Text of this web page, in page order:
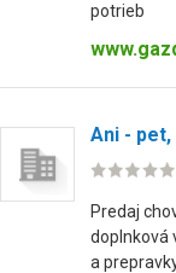
potrieb
Ani -
Predaj
doplnková
a